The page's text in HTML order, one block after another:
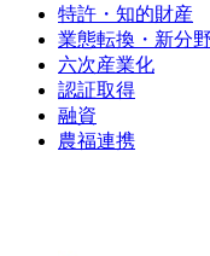
特許・知的財産
業態転換・新分
六次産業化
認証取得
融資
農福連携